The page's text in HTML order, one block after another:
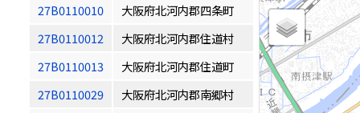
27B0110010
大阪府北河内郡四条町
27B0110012
大阪府北河内郡住道村
27B0110013
大阪府北河内郡住道町
27B0110029
大阪府北河内郡南郷村